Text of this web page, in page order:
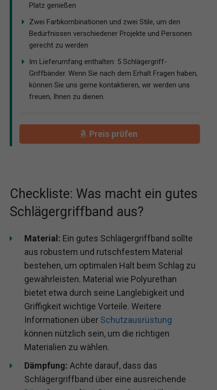
Platz genießen
Zwei Farbkombinationen und zwei Stile, um den
Bedürfnissen verschiedener Projekte und Personen
gerecht zu werden
Im Lieferumfang enthalten: 5 Schlägergriff-
Griffbänder. Wenn Sie nach dem Erhalt Fragen haben,
können Sie uns gerne kontaktieren, wir werden uns
freuen, Ihnen zu dienen.
Preis prüfen
Checkliste: Was macht ein gutes
Schlägergriffband aus?
Material: Ein gutes Schlägergriffband sollte
aus robustem und rutschfestem Material
bestehen, um optimalen Halt beim Schlag zu
gewährleisten. Material wie Polyurethan
bietet etwa durch seine Langlebigkeit und
Griffigkeit wichtige Vorteile. Weitere
Informationen über Schutzausrüstung
können nützlich sein, um die richtigen
Materialien zu wählen.
Dämpfung: Achte darauf, dass das
Schlägergriffband über eine ausreichende